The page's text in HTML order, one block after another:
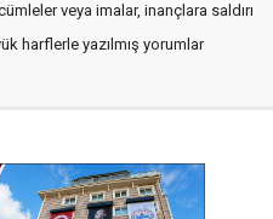
veya imalar, inançlara saldırı
harflerle yazılmış yorumlar